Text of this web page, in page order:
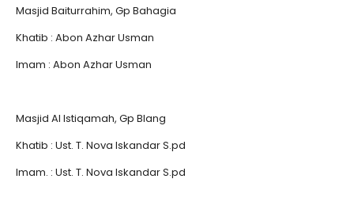
Masjid Baiturrahim, Gp Bahagia
Khatib : Abon Azhar Usman
Imam : Abon Azhar Usman
Masjid Al Istiqamah, Gp Blang
Khatib : Ust. T. Nova Iskandar S.pd
Imam. : Ust. T. Nova Iskandar S.pd